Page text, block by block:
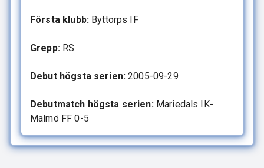
Första klubb:Byttorps IF
Grepp:RS
Debut högsta serien: 2005-09-29
Debutmatch högsta serien:Mariedals IK-
Malmö FF 0-5